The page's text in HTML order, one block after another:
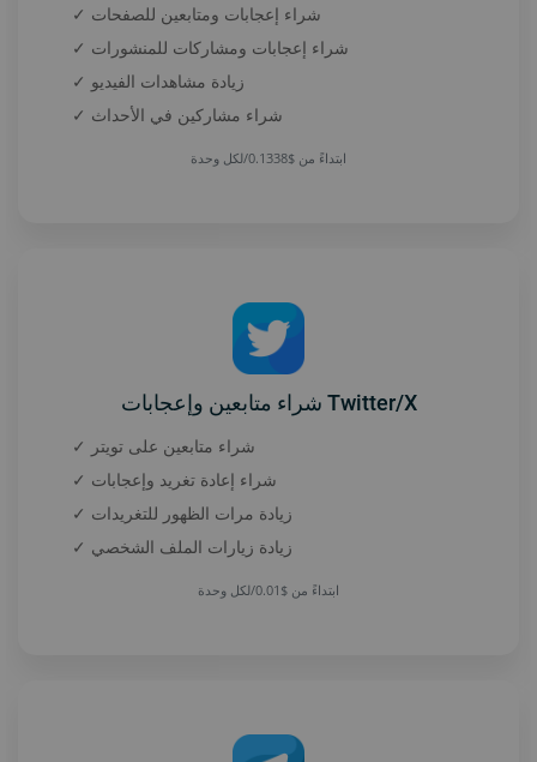
✓ شراء إعجابات ومتابعين للصفحات
✓ شراء إعجابات ومشاركات للمنشورات
✓ زيادة مشاهدات الفيديو
✓ شراء مشاركين في الأحداث
ابتداءً من $0.1338/لكل وحدة
شراء متابعين وإعجابات Twitter/X
✓ شراء متابعين على تويتر
✓ شراء إعادة تغريد وإعجابات
✓ زيادة مرات الظهور للتغريدات
✓ زيادة زيارات الملف الشخصي
ابتداءً من $0.01/لكل وحدة